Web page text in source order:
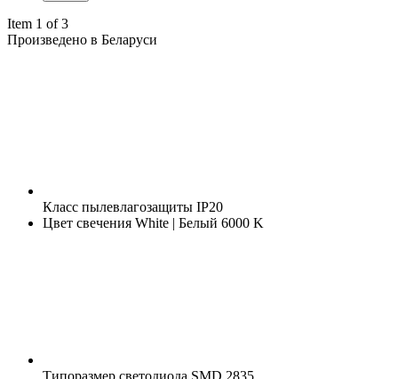
Item 1 of 3
Произведено в Беларуси
Класс пылевлагозащиты IP20
Цвет свечения White | Белый 6000 K
Типоразмер светодиода SMD 2835